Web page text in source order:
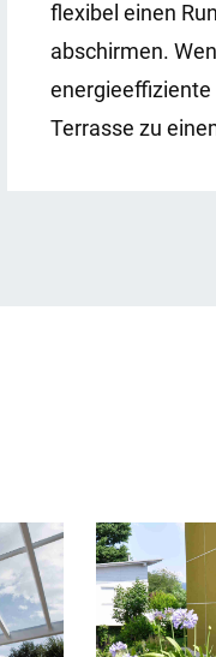
flexibel einen
abschirmen.
energieeffiziente
Terrasse zu